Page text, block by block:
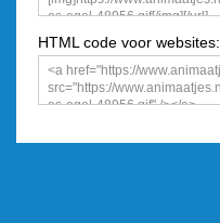
HTML code voor websites: